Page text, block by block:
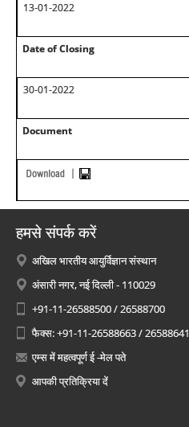
13-01-2022
Date of Closing
30-01-2022
Document
हमसे संपर्क करें
अखिल भारतीय आयुर्विज्ञान संस्थान
अंसारी नगर, नई दिल्ली - 110029
+91-11-26588500 / 26588700
फैक्स: +91-11-26588663 / 26588641
एम्स में महत्वपूर्ण ई -मेल पते
आपकी प्रतिक्रिया दें